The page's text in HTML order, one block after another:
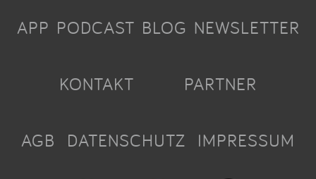
APP PODCAST BLOG NEWSLETTER
KONTAKT PARTNER
AGB DATENSCHUTZ IMPRESSUM